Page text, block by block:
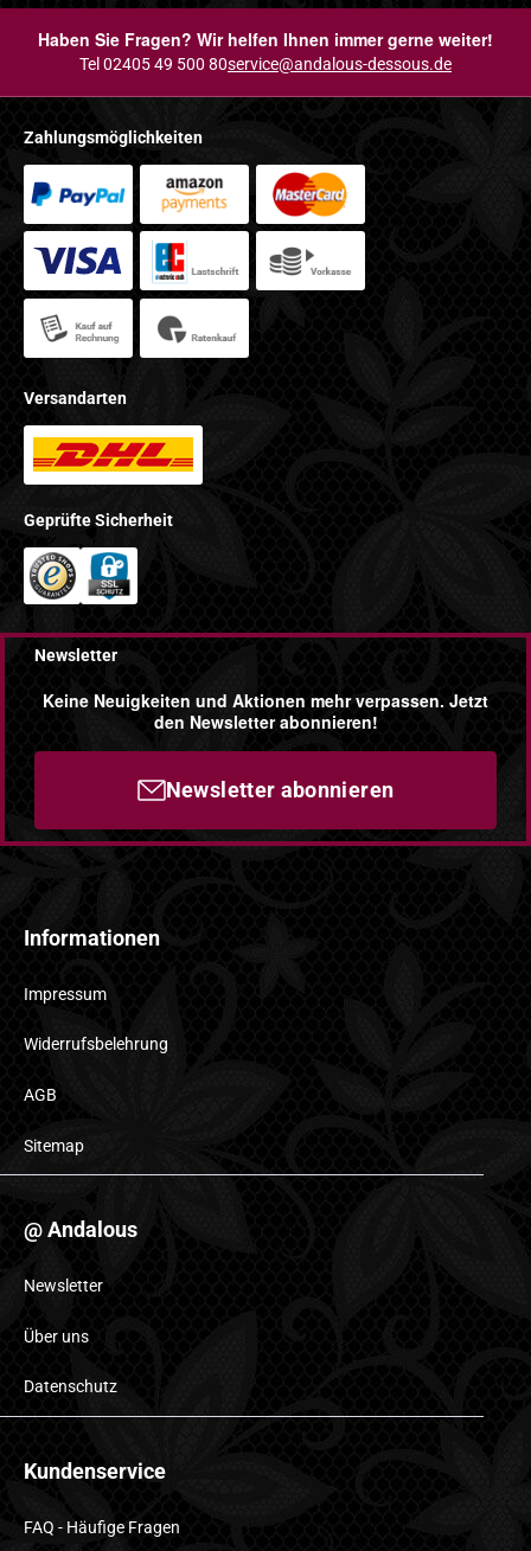
Haben Sie Fragen? Wir helfen Ihnen immer gerne weiter!
Tel 02405 49 500 80service@andalous-dessous.de
Zahlungsmöglichkeiten
Versandarten
Geprüfte Sicherheit
Newsletter
Keine Neuigkeiten und Aktionen mehr verpassen. Jetzt
den Newsletter abonnieren!
Newsletter abonnieren
Informationen
Impressum
Widerrufsbelehrung
AGB
Sitemap
@ Andalous
Newsletter
Über uns
Datenschutz
Kundenservice
FAQ - Häufige Fragen